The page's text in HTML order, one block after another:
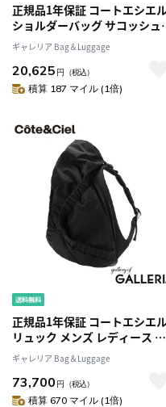
正規品1年保証 コートエシエル
ショルダーバッグ サコッシュ
メンズ レディース 斜めがけバ
ッグ ブランド Cote&Ciel バッ
グ 小さめ かっこいい 斜めがけ
コンパクト おしゃれ 耐水 1.8L
ギャレリア Bag＆Luggage
20,625 円 （税込）
積算 187 マイル (1倍)
正規品1年保証 コートエシエル
リュック メンズ レディース 大
容量 Cote&Ciel バッグ カジュ
アル おしゃれ 丈夫 通勤 通学 ナ
イロン B4 31L PC 15インチ ビ
ジネス バックパック Yalu
ギャレリア Bag＆Luggage
73,700 円 （税込）
積算 670 マイル (1倍)